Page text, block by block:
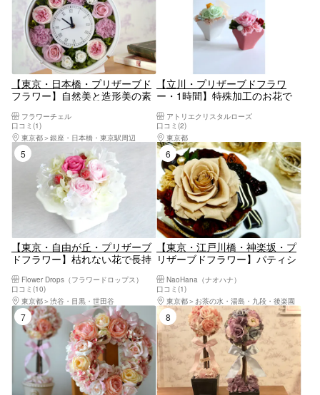
【東京・日本橋・プリザーブド
フラワー】自然美と造形美の素
フラワーチェル
口コミ(1)
東京都
銀座・日本橋・東京駅周辺
【立川・プリザーブドフラワ
ー・1時間】特殊加工のお花で
ト！アトリエクリスタルローズ
口コミ(2)
東京都
5位
【東京・自由が丘・プリザーブ
ドフラワー】枯れない花で長持
Flower Drops（フラワードロップス）
口コミ(10)
東京都
渋谷・目黒・世田谷
6位
【東京・江戸川橋・神楽坂・プ
リザーブドフラワー】パティシ
入れづくり♪（1個）
NaoHana（ナオハナ）
口コミ(1)
東京都
お茶の水・湯島・九段・後楽園
7位 8位